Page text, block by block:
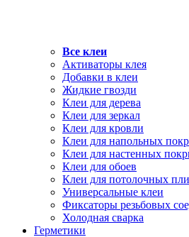
Все клеи
Активаторы клея
Добавки в клеи
Жидкие гвозди
Клеи для дерева
Клеи для зеркал
Клеи для кровли
Клеи для напольных
Клеи для настенных
Клеи для обоев
Клеи для потолочных
Универсальные клеи
Фиксаторы резьбовых
Холодная сварка
Герметики